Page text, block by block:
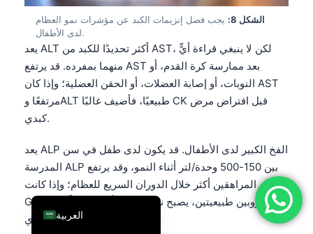
الشكل 8:
يجب فصل إنزيمات الكبد عن مؤشرات نمو العظام
لدى الأطفال.
يعد ALT أكثر تحديدًا للكبد من AST، لكن لا ينبغي قراءة أيٍّ
منهما بمفرده. قد يرتفع AST بعد ممارسة كرة القدم، أو
النوبات، أو إصابة العضلات، أو الحقن العضلية؛ وإذا كان AST
مرتفعًا وALT طبيعيًا، فأضيف غالبًا CK قبل افتراض مرض
كبدي.
يعد ALP الفخ الكبير لدى الأطفال. قد يكون لدى طفل في سن
المدرسة ALP بين 150-500 وحدة/لتر أثناء النمو، وقد يرتفع
لدى المراهقين أكثر خلال الدوران السريع للعظام؛ وإذا كانت
GGT والبيليروبين طبيعيتين، يصبح نمو العظام أكثر احتمالًا من
العربية
English
Deutsch
Français
Italiano
Español
Português
Ελληνικά
Türkçe